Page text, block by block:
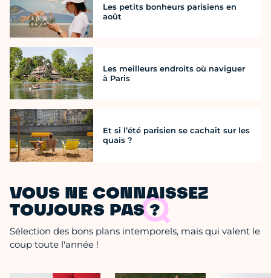
Les petits bonheurs parisiens en
août
Les meilleurs endroits où naviguer
à Paris
Et si l’été parisien se cachait sur les
quais ?
VOUS NE CONNAISSEZ
TOUJOURS PAS ?
Sélection des bons plans intemporels, mais qui valent le
coup toute l'année !